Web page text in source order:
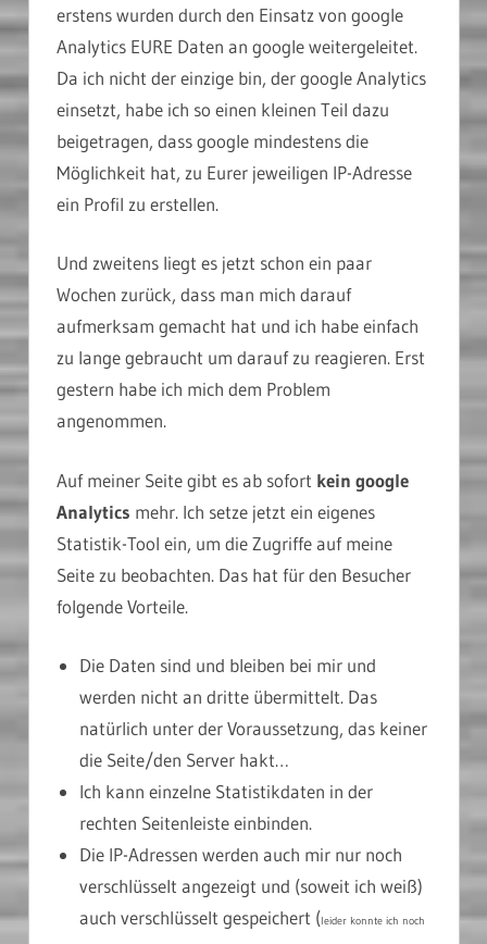
erstens wurden durch den Einsatz von google
Analytics EURE Daten an google weitergeleitet.
Da ich nicht der einzige bin, der google Analytics
einsetzt, habe ich so einen kleinen Teil dazu
beigetragen, dass google mindestens die
Möglichkeit hat, zu Eurer jeweiligen IP-Adresse
ein Profil zu erstellen.
Und zweitens liegt es jetzt schon ein paar
Wochen zurück, dass man mich darauf
aufmerksam gemacht hat und ich habe einfach
zu lange gebraucht um darauf zu reagieren. Erst
gestern habe ich mich dem Problem
angenommen.
Auf meiner Seite gibt es ab sofort kein google
Analytics mehr. Ich setze jetzt ein eigenes
Statistik-Tool ein, um die Zugriffe auf meine
Seite zu beobachten. Das hat für den Besucher
folgende Vorteile.
Die Daten sind und bleiben bei mir und
werden nicht an dritte übermittelt. Das
natürlich unter der Voraussetzung, das keiner
die Seite/den Server hakt…
Ich kann einzelne Statistikdaten in der
rechten Seitenleiste einbinden.
Die IP-Adressen werden auch mir nur noch
verschlüsselt angezeigt und (soweit ich weiß)
auch verschlüsselt gespeichert (leider konnte ich noch